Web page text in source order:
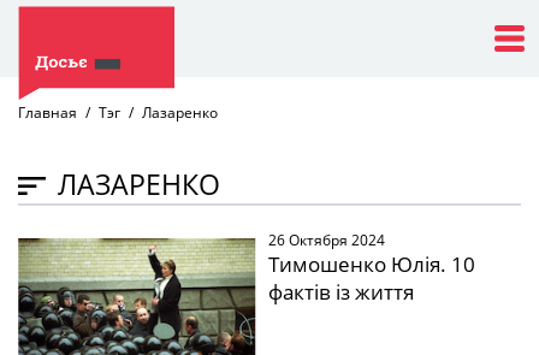
Главная Тэг Лазаренко
ЛАЗАРЕНКО
" /> 26 Октября 2024
Тимошенко Юлія. 10
фактів із життя